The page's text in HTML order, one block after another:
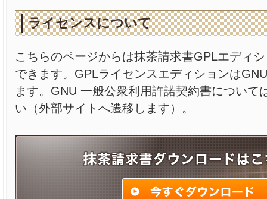
ライセンスについて
こちらのページからは抹茶請求書GPLエディ
できます。GPLライセンスエディションは
ます。GNU 一般公衆利用許諾契約書について
い（外部サイトへ遷移します）。